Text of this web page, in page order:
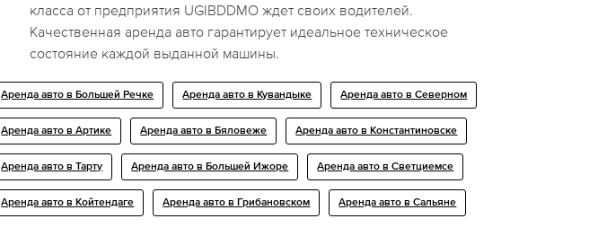
класса от предприятия UGIBDDMO ждет своих водителей.
Качественная аренда авто гарантирует идеальное техническое
состояние каждой выданной машины.
Аренда авто в Большей Речке Аренда авто в Кувандыке Аренда авто в Северном
Аренда авто в Артике Аренда авто в Бяловеже Аренда авто в Константиновске
Аренда авто в Тарту Аренда авто в Большей Ижоре Аренда авто в Светциемсе
Аренда авто в Койтендаге Аренда авто в Грибановском Аренда авто в Сальяне